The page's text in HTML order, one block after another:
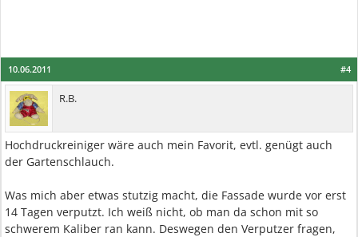
#4
10.06.2011
R.B.
Hochdruckreiniger wäre auch mein Favorit, evtl. genügt auch
der Gartenschlauch.
Was mich aber etwas stutzig macht, die Fassade wurde vor erst
14 Tagen verputzt. Ich weiß nicht, ob man da schon mit so
schwerem Kaliber ran kann. Deswegen den Verputzer fragen,